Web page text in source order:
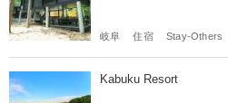
岐阜 住宿 Stay-Others
Kabuku Resort